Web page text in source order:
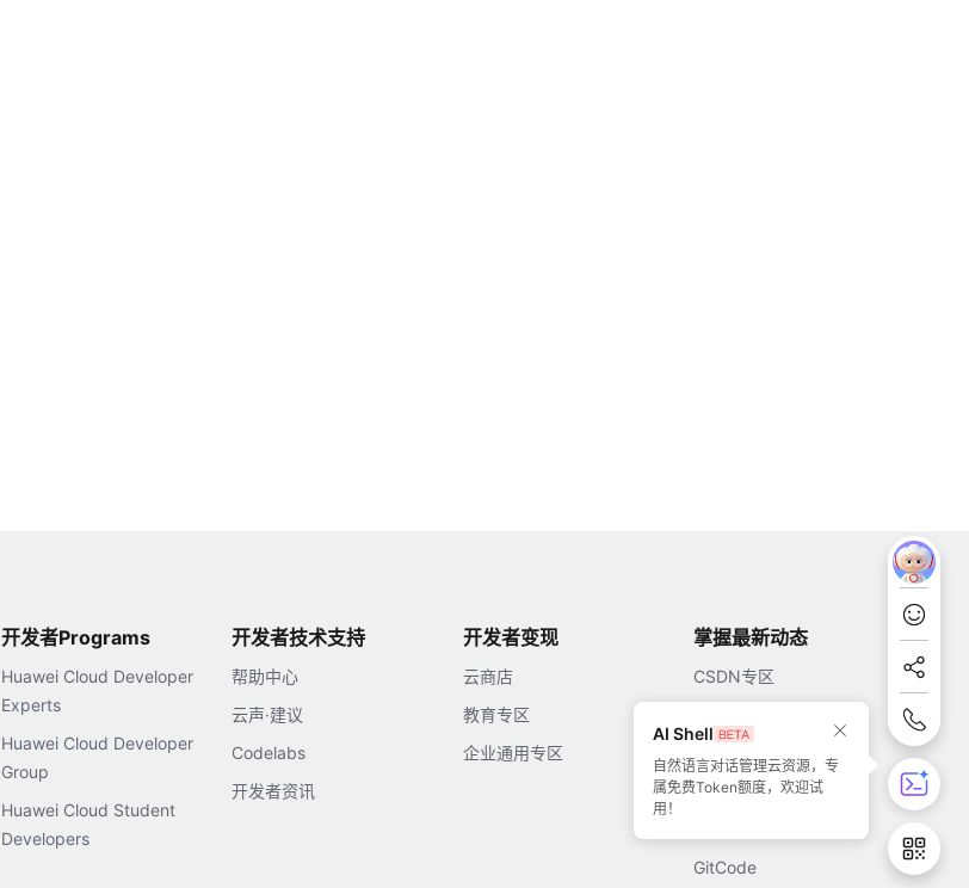
开发者Programs
Huawei Cloud Developer
Experts
Huawei Cloud Developer
Group
Huawei Cloud Student
Developers
开发者技术支持
帮助中心
云声·建议
Codelabs
开发者资讯
开发者变现
云商店
教育专区
企业通用专区
掌握最新动态
CSDN专区
51CTO
GitCode
AI Shell
自然语言对话管理云资源，专
属免费Token额度，欢迎试
用！